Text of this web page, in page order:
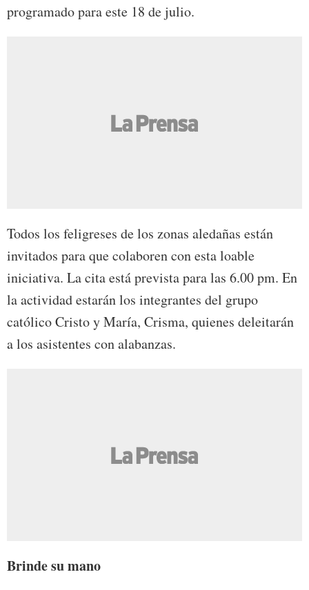
programado para este 18 de julio.
Todos los feligreses de los zonas aledañas están
invitados para que colaboren con esta loable
iniciativa. La cita está prevista para las 6.00 pm. En
la actividad estarán los integrantes del grupo
católico Cristo y María, Crisma, quienes deleitarán
a los asistentes con alabanzas.
Brinde su mano